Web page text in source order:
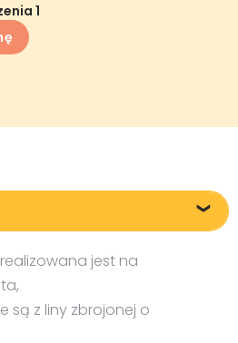
1
jest na
są z liny zbrojonej o